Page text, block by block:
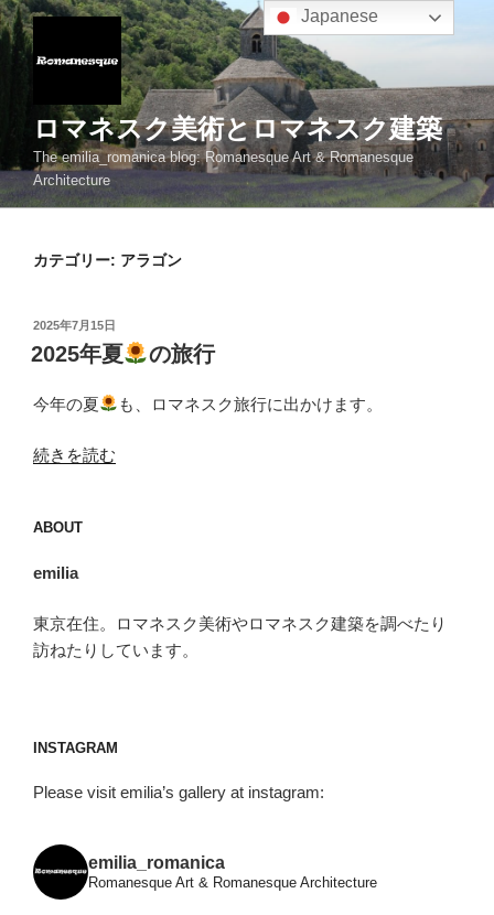
コ
ン
ス
キ
ロマネスク美術とロマネスク建築
The emilia_romanica blog: Romanesque Art & Romanesque
Architecture
カテゴリー: アラゴン
投
稿
日:
2025年7月15日
2025年夏 の旅行
今年の夏 も、ロマネスク旅行に出かけます。
“2025
行”
の
続きを読む
ABOUT
emilia
東京在住。ロマネスク美術やロマネスク建築を調べたり
訪ねたりしています。
INSTAGRAM
Please visit emilia’s gallery at instagram:
emilia_romanica
Romanesque Art & Romanesque Architecture
Japanese